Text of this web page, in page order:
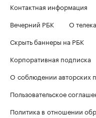
Контактная информация
Вечерний РБК
О
Скрыть баннеры на РБК
Корпоративная подписка
О соблюдении авторских
Пользовательское
Политика в отношении